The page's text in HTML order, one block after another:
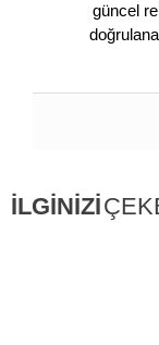
güncel
İLGİNİZİ